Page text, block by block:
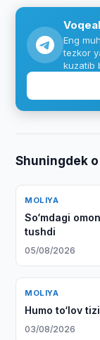
Eng
tezkor
kuzatib
Shuningdek
MOLIYA
So‘mdagi
tushdi
05/08/2026
MOLIYA
Humo to‘lov
03/08/2026